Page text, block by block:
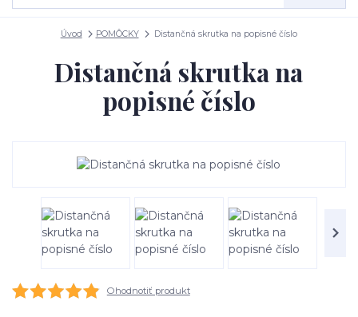
Úvod POMÔCKY Distančná skrutka na popisné číslo
Distančná skrutka na
popisné číslo
Ohodnotiť produkt